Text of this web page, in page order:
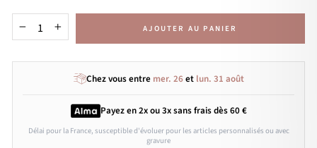
+ AJOUTER AU PANIER
Chez vous entre mer. 26et lun. 31 août
Payez en 2x ou 3xsans fraisdès 60 €
Délai pour la France, susceptible d'évoluer pour les articles personnalisés ou avec
gravure